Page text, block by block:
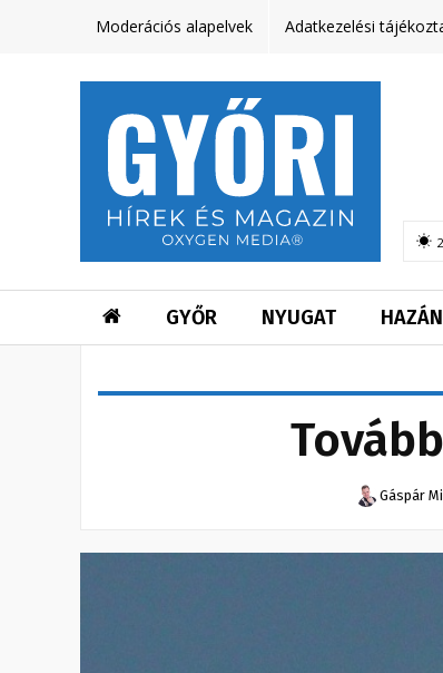
Moderációs alapelvek Adatkezelési
GYŐR NYUGAT
Gáspár